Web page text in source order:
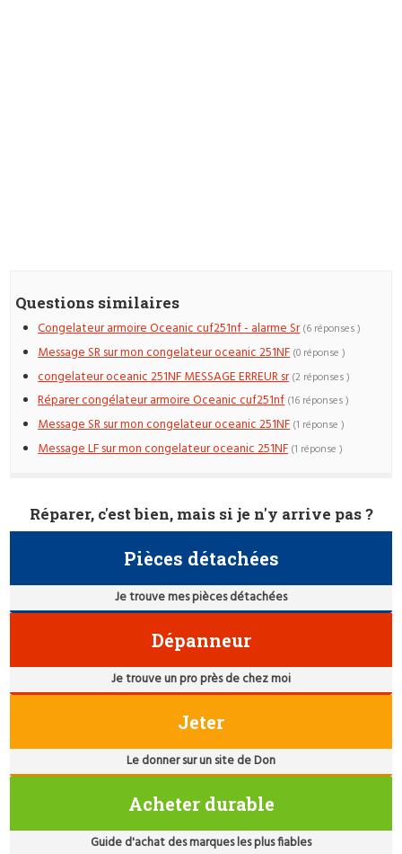
Questions similaires
Congelateur armoire Oceanic cuf251nf - alarme Sr (6 réponses )
Message SR sur mon congelateur oceanic 251NF (0 réponse )
congelateur oceanic 251NF MESSAGE ERREUR sr (2 réponses )
Réparer congélateur armoire Oceanic cuf251nf (16 réponses )
Message SR sur mon congelateur oceanic 251NF (1 réponse )
Message LF sur mon congelateur oceanic 251NF (1 réponse )
Réparer, c'est bien, mais si je n'y arrive pas ?
Pièces détachées
Je trouve mes pièces détachées
Dépanneur
Je trouve un pro près de chez moi
Jeter
Le donner sur un site de Don
Acheter durable
Guide d'achat des marques les plus fiables